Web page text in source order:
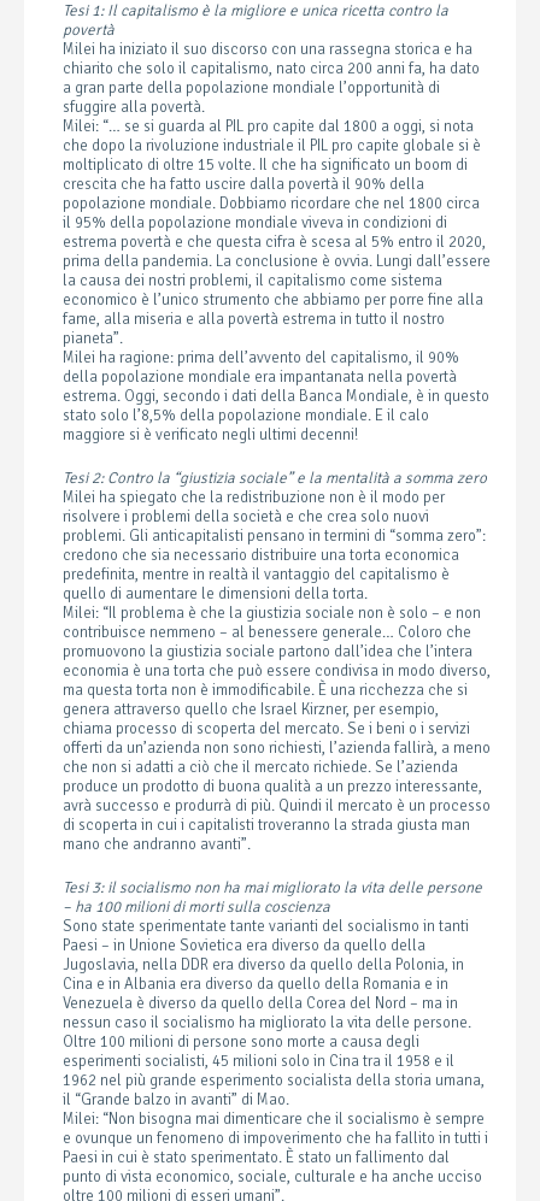
Tesi 1: Il capitalismo è la migliore e unica ricetta contro la
povertà
Milei ha iniziato il suo discorso con una rassegna storica e ha
chiarito che solo il capitalismo, nato circa 200 anni fa, ha dato
a gran parte della popolazione mondiale l’opportunità di
sfuggire alla povertà.
Milei: “… se si guarda al PIL pro capite dal 1800 a oggi, si nota
che dopo la rivoluzione industriale il PIL pro capite globale si è
moltiplicato di oltre 15 volte. Il che ha significato un boom di
crescita che ha fatto uscire dalla povertà il 90% della
popolazione mondiale. Dobbiamo ricordare che nel 1800 circa
il 95% della popolazione mondiale viveva in condizioni di
estrema povertà e che questa cifra è scesa al 5% entro il 2020,
prima della pandemia. La conclusione è ovvia. Lungi dall’essere
la causa dei nostri problemi, il capitalismo come sistema
economico è l’unico strumento che abbiamo per porre fine alla
fame, alla miseria e alla povertà estrema in tutto il nostro
pianeta”.
Milei ha ragione: prima dell’avvento del capitalismo, il 90%
della popolazione mondiale era impantanata nella povertà
estrema. Oggi, secondo i dati della Banca Mondiale, è in questo
stato solo l’8,5% della popolazione mondiale. E il calo
maggiore si è verificato negli ultimi decenni!
Tesi 2: Contro la “giustizia sociale” e la mentalità a somma zero
Milei ha spiegato che la redistribuzione non è il modo per
risolvere i problemi della società e che crea solo nuovi
problemi. Gli anticapitalisti pensano in termini di “somma zero”:
credono che sia necessario distribuire una torta economica
predefinita, mentre in realtà il vantaggio del capitalismo è
quello di aumentare le dimensioni della torta.
Milei: “Il problema è che la giustizia sociale non è solo – e non
contribuisce nemmeno – al benessere generale… Coloro che
promuovono la giustizia sociale partono dall’idea che l’intera
economia è una torta che può essere condivisa in modo diverso,
ma questa torta non è immodificabile. È una ricchezza che si
genera attraverso quello che Israel Kirzner, per esempio,
chiama processo di scoperta del mercato. Se i beni o i servizi
offerti da un’azienda non sono richiesti, l’azienda fallirà, a meno
che non si adatti a ciò che il mercato richiede. Se l’azienda
produce un prodotto di buona qualità a un prezzo interessante,
avrà successo e produrrà di più. Quindi il mercato è un processo
di scoperta in cui i capitalisti troveranno la strada giusta man
mano che andranno avanti”.
Tesi 3: il socialismo non ha mai migliorato la vita delle persone
– ha 100 milioni di morti sulla coscienza
Sono state sperimentate tante varianti del socialismo in tanti
Paesi – in Unione Sovietica era diverso da quello della
Jugoslavia, nella DDR era diverso da quello della Polonia, in
Cina e in Albania era diverso da quello della Romania e in
Venezuela è diverso da quello della Corea del Nord – ma in
nessun caso il socialismo ha migliorato la vita delle persone.
Oltre 100 milioni di persone sono morte a causa degli
esperimenti socialisti, 45 milioni solo in Cina tra il 1958 e il
1962 nel più grande esperimento socialista della storia umana,
il “Grande balzo in avanti” di Mao.
Milei: “Non bisogna mai dimenticare che il socialismo è sempre
e ovunque un fenomeno di impoverimento che ha fallito in tutti i
Paesi in cui è stato sperimentato. È stato un fallimento dal
punto di vista economico, sociale, culturale e ha anche ucciso
oltre 100 milioni di esseri umani”.